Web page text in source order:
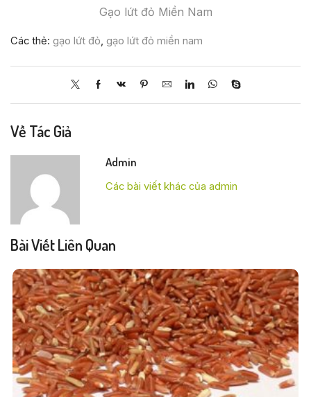
Gạo lứt đỏ Miền Nam
Các thẻ: gạo lứt đỏ gạo lứt đỏ miền nam
Về Tác Giả
Admin
Các bài viết khác của admin
Bài Viết Liên Quan